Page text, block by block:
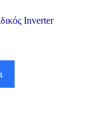
Inverter